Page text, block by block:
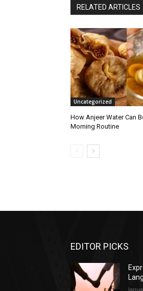
RELATED ARTICLES
Uncategorized
How Anjeer Water Can
Morning Routine
EDITOR PICKS